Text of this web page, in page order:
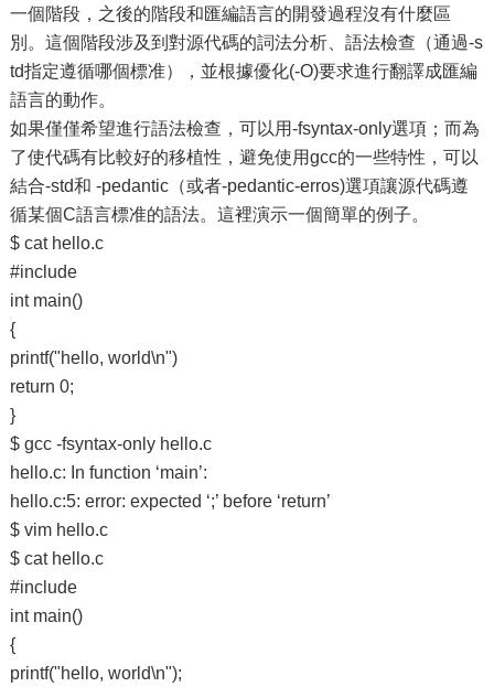
一個階段，之後的階段和匯編語言的開發過程沒有什麼區
別。這個階段涉及到對源代碼的詞法分析、語法檢查（通過-s
td指定遵循哪個標准），並根據優化(-O)要求進行翻譯成匯編
語言的動作。
如果僅僅希望進行語法檢查，可以用-fsyntax-only選項；而為
了使代碼有比較好的移植性，避免使用gcc的一些特性，可以
結合-std和 -pedantic（或者-pedantic-erros)選項讓源代碼遵
循某個C語言標准的語法。這裡演示一個簡單的例子。
$ cat hello.c
#include
int main()
{
printf("hello, world\n")
return 0;
}
$ gcc -fsyntax-only hello.c
hello.c: In function ‘main’:
hello.c:5: error: expected ‘;’ before ‘return’
$ vim hello.c
$ cat hello.c
#include
int main()
{
printf("hello, world\n");